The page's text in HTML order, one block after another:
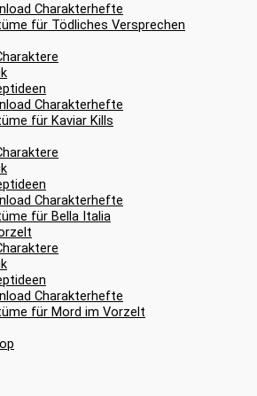
Charakterhefte
für Tödliches Versprechen
Charakterhefte
für Kaviar Kills
Charakterhefte
für Bella Italia
Charakterhefte
für Mord im Vorzelt